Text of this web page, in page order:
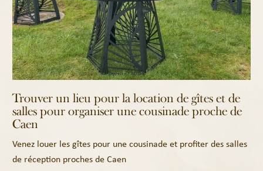
Trouver un lieu pour la location de gîtes et de
salles pour organiser une cousinade proche de
Caen
Venez louer les gîtes pour une cousinade et profiter des salles
de réception proches de Caen